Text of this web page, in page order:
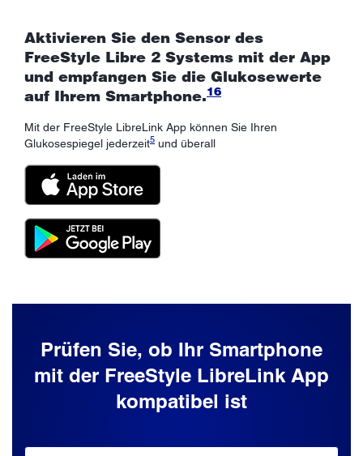
Aktivieren Sie den Sensor des
FreeStyle Libre 2 Systems mit der App
und empfangen Sie die Glukosewerte
auf Ihrem Smartphone.16
Mit der FreeStyle LibreLink App können Sie Ihren
Glukosespiegel jederzeit5 und überall
Prüfen Sie, ob Ihr Smartphone
mit der FreeStyle LibreLink App
kompatibel ist